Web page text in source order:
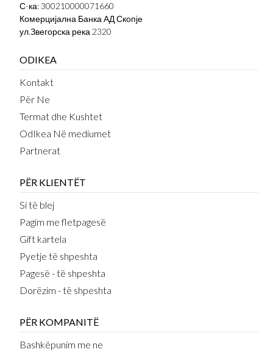
С-ка: 300210000071660
Комерцијална Банка АД Скопје
ул.Звегорска река 2320
ODIKEA
Kontakt
Për Ne
Termat dhe Kushtet
OdIkea Në mediumet
Partnerat
PËR KLIENTËT
Si të blej
Pagim me fletpagesë
Gift kartela
Pyetje të shpeshta
Pagesë - të shpeshta
Dorëzim - të shpeshta
PËR KOMPANITË
Bashkëpunim me ne